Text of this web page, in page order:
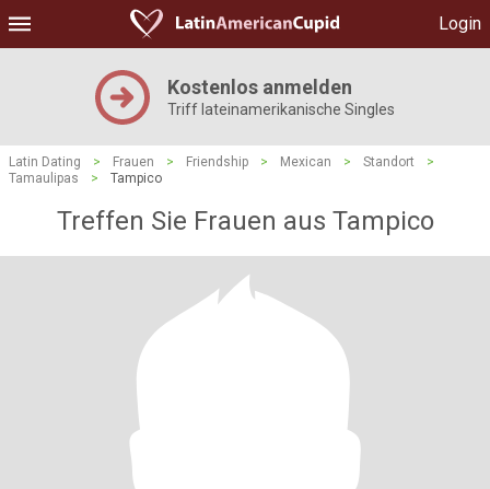
Login
Kostenlos anmelden
Triff lateinamerikanische Singles
Latin Dating > Frauen > Friendship > Mexican > Standort
>
Tamaulipas
> Tampico
Treffen Sie Frauen aus Tampico